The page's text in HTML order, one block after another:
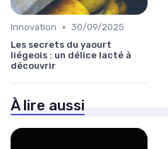
Innovation • 30/09/2025
Les secrets du yaourt
liégeois : un délice lacté à
découvrir
À lire aussi